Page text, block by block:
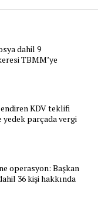
dahil 9
TBMM’ye
KDV teklifi
yedek parçada vergi
operasyon: Başkan
36 kişi hakkında